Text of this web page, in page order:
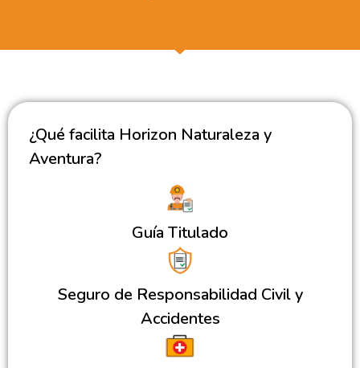
¿Qué facilita Horizon Naturaleza y
Aventura?
Guía Titulado
Seguro de Responsabilidad Civil y
Accidentes